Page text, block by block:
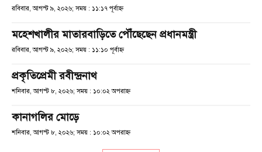
রবিবার, আগস্ট ৯, ২০২৬; সময় : ১১:১৭ পূর্বাহ্ণ
মহেশখালীর মাতারবাড়িতে পৌঁছেছেন প্রধানমন্ত্রী
রবিবার, আগস্ট ৯, ২০২৬; সময় : ১১:১০ পূর্বাহ্ণ
প্রকৃতিপ্রেমী রবীন্দ্রনাথ
শনিবার, আগস্ট ৮, ২০২৬; সময় : ১০:০২ অপরাহ্ণ
কানাগলির মোড়ে
শনিবার, আগস্ট ৮, ২০২৬; সময় : ১০:০২ অপরাহ্ণ